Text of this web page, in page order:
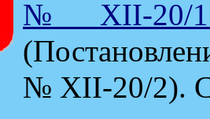
№ XII-20/1
№ XII-20/2).